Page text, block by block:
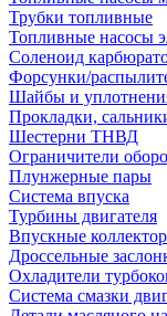
Трубки топливные
Топливные насосы
Соленоид
Форсунки/
Шайбы и
Прокладки,
Шестерни ТНВД
Ограничители
Плунжерные пары
Система впуска
Турбины двигателя
Впускные
Дроссельные
Охладители
Система смазки